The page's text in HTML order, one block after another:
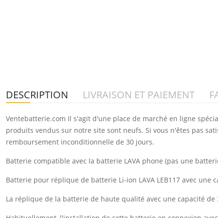
DESCRIPTION LIVRAISON ET PAIEMENT
Ventebatterie.com Il s'agit d'une place de marché en ligne
produits vendus sur notre site sont neufs. Si vous n'êtes pas
remboursement inconditionnelle de 30 jours.
Batterie compatible avec la batterie LAVA phone (pas une
Batterie pour réplique de batterie Li-ion LAVA LEB117 avec une
La réplique de la batterie de haute qualité avec une capacité